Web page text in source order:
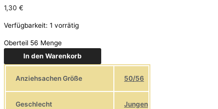
1,30 €
Verfügbarkeit: 1 vorrätig
Oberteil 56 Menge
In den Warenkorb
Anziehsachen Größe 50/56
Geschlecht Jungen